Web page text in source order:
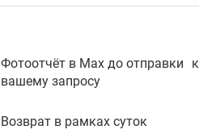
Фотоотчёт в Max до отправки
вашему запросу
Возврат в рамках суток